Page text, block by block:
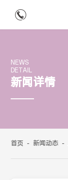
NEWS
DETAIL
新闻详情
首页 - 新闻动态 -